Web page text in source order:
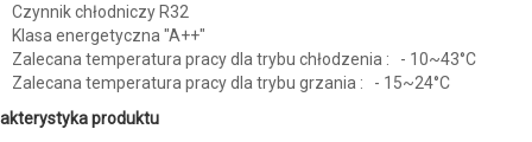
Czynnik chłodniczy R32
Klasa energetyczna "A++"
Zalecana temperatura pracy dla trybu chłodzenia : - 10~43°C
Zalecana temperatura pracy dla trybu grzania : - 15~24°C
produktu